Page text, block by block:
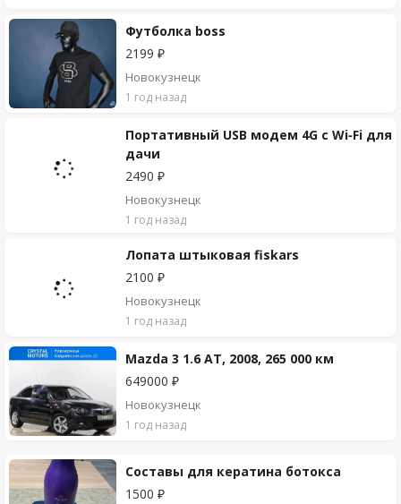
Футболка boss
2199 ₽
Новокузнецк
1 год назад
Портативный USB модем 4G с Wi-Fi для
дачи
2490 ₽
Новокузнецк
1 год назад
Лопата штыковая fiskars
2100 ₽
Новокузнецк
1 год назад
Mazda 3 1.6 AT, 2008, 265 000 км
649000 ₽
Новокузнецк
1 год назад
Составы для кератина ботокса
1500 ₽